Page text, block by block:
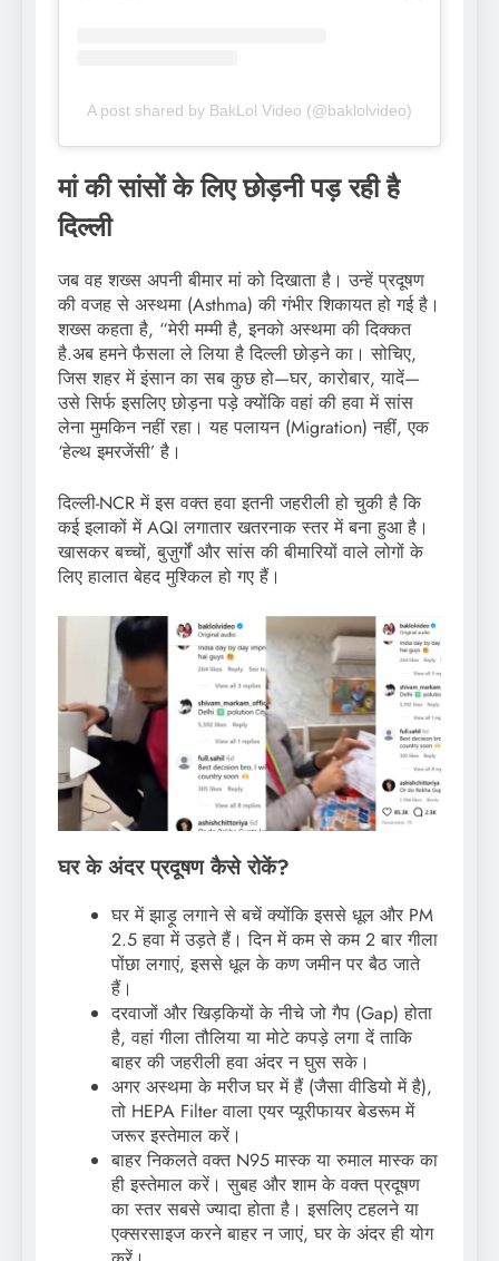
A post shared by BakLol Video (@baklolvideo)
मां की सांसों के लिए छोड़नी पड़ रही है
दिल्ली
जब वह शख्स अपनी बीमार मां को दिखाता है। उन्हें प्रदूषण
की वजह से अस्थमा (Asthma) की गंभीर शिकायत हो गई है।
शख्स कहता है, “मेरी मम्मी है, इनको अस्थमा की दिक्कत
है.अब हमने फैसला ले लिया है दिल्ली छोड़ने का। सोचिए,
जिस शहर में इंसान का सब कुछ हो—घर, कारोबार, यादें—
उसे सिर्फ इसलिए छोड़ना पड़े क्योंकि वहां की हवा में सांस
लेना मुमकिन नहीं रहा। यह पलायन (Migration) नहीं, एक
‘हेल्थ इमरजेंसी’ है।
दिल्ली-NCR में इस वक्त हवा इतनी जहरीली हो चुकी है कि
कई इलाकों में AQI लगातार खतरनाक स्तर में बना हुआ है।
खासकर बच्चों, बुज़ुर्गों और सांस की बीमारियों वाले लोगों के
लिए हालात बेहद मुश्किल हो गए हैं।
घर के अंदर प्रदूषण कैसे रोकें?
घर में झाड़ू लगाने से बचें क्योंकि इससे धूल और PM
2.5 हवा में उड़ते हैं। दिन में कम से कम 2 बार गीला
पोंछा लगाएं, इससे धूल के कण जमीन पर बैठ जाते
हैं।
दरवाजों और खिड़कियों के नीचे जो गैप (Gap) होता
है, वहां गीला तौलिया या मोटे कपड़े लगा दें ताकि
बाहर की जहरीली हवा अंदर न घुस सके।
अगर अस्थमा के मरीज घर में हैं (जैसा वीडियो में है),
तो HEPA Filter वाला एयर प्यूरीफायर बेडरूम में
जरूर इस्तेमाल करें।
बाहर निकलते वक्त N95 मास्क या रुमाल मास्क का
ही इस्तेमाल करें। सुबह और शाम के वक्त प्रदूषण
का स्तर सबसे ज्यादा होता है। इसलिए टहलने या
एक्सरसाइज करने बाहर न जाएं, घर के अंदर ही योग